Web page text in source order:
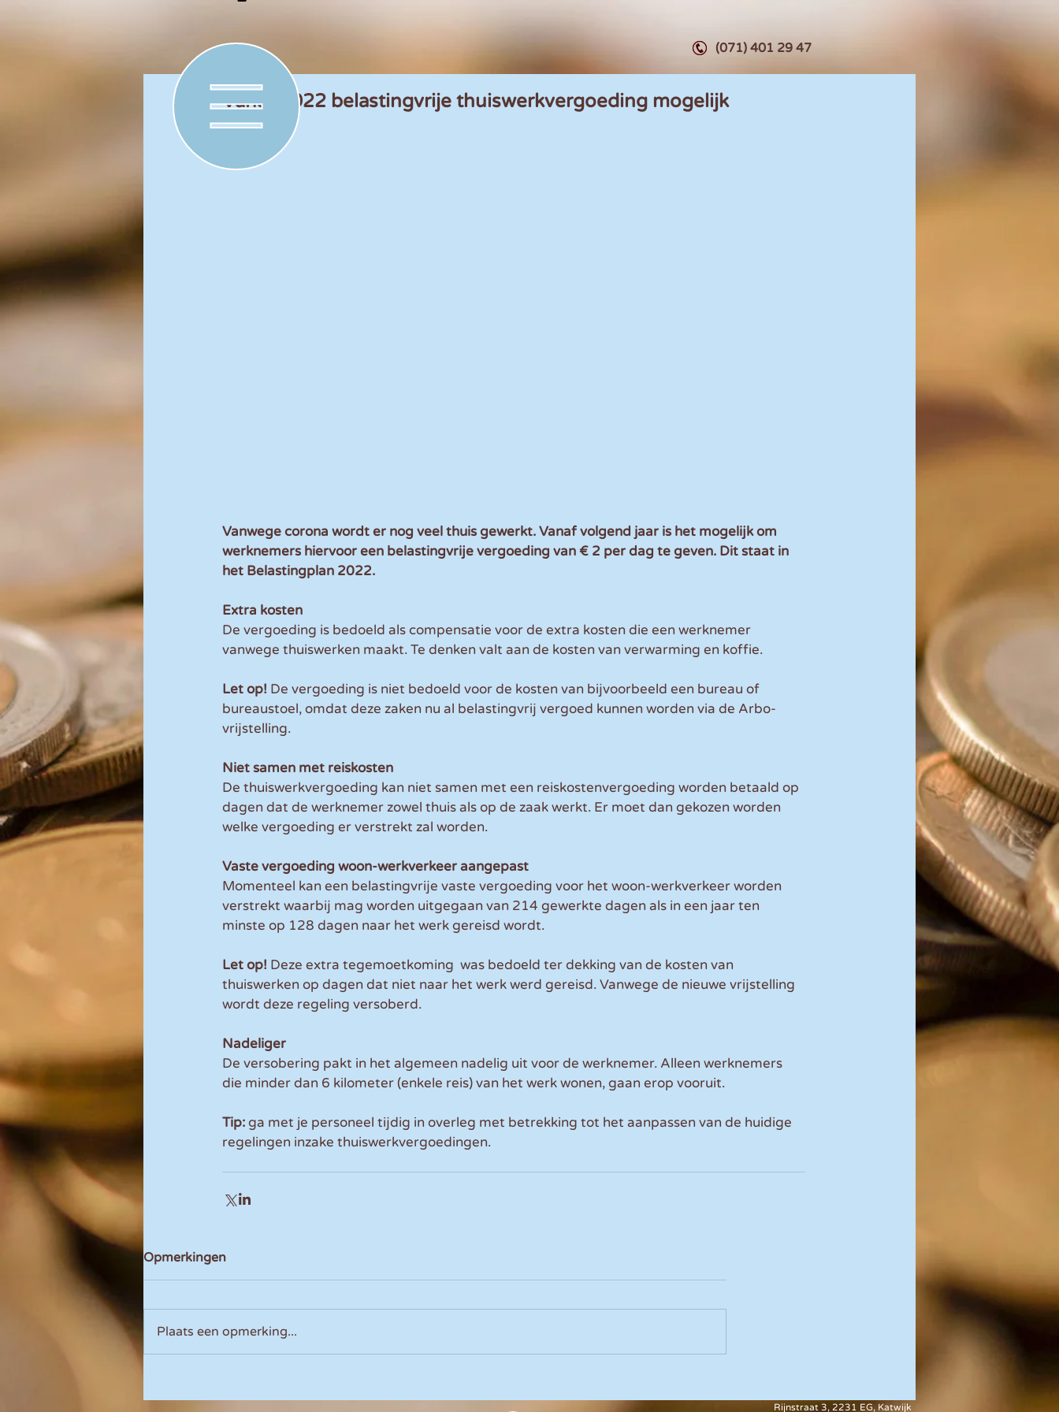
(071) 401 29 47
Vanaf 2022 belastingvrije thuiswerkvergoeding mogelijk
Vanwege corona wordt er nog veel thuis gewerkt. Vanaf volgend jaar is het mogelijk om
werknemers hiervoor een belastingvrije vergoeding van € 2 per dag te geven. Dit staat in
het Belastingplan 2022.
Extra kosten
De vergoeding is bedoeld als compensatie voor de extra kosten die een werknemer
vanwege thuiswerken maakt. Te denken valt aan de kosten van verwarming en koffie.
Let op! De vergoeding is niet bedoeld voor de kosten van bijvoorbeeld een bureau of
bureaustoel, omdat deze zaken nu al belastingvrij vergoed kunnen worden via de Arbo-
vrijstelling.
Niet samen met reiskosten
De thuiswerkvergoeding kan niet samen met een reiskostenvergoeding worden betaald op
dagen dat de werknemer zowel thuis als op de zaak werkt. Er moet dan gekozen worden
welke vergoeding er verstrekt zal worden.
Vaste vergoeding woon-werkverkeer aangepast
Momenteel kan een belastingvrije vaste vergoeding voor het woon-werkverkeer worden
verstrekt waarbij mag worden uitgegaan van 214 gewerkte dagen als in een jaar ten
minste op 128 dagen naar het werk gereisd wordt.
Let op! Deze extra tegemoetkoming  was bedoeld ter dekking van de kosten van
thuiswerken op dagen dat niet naar het werk werd gereisd. Vanwege de nieuwe vrijstelling
wordt deze regeling versoberd.
Nadeliger
De versobering pakt in het algemeen nadelig uit voor de werknemer. Alleen werknemers
die minder dan 6 kilometer (enkele reis) van het werk wonen, gaan erop vooruit.
Tip: ga met je personeel tijdig in overleg met betrekking tot het aanpassen van de huidige
regelingen inzake thuiswerkvergoedingen.
Opmerkingen
Plaats een opmerking...
Rijnstraat 3, 2231 EG, Katwijk